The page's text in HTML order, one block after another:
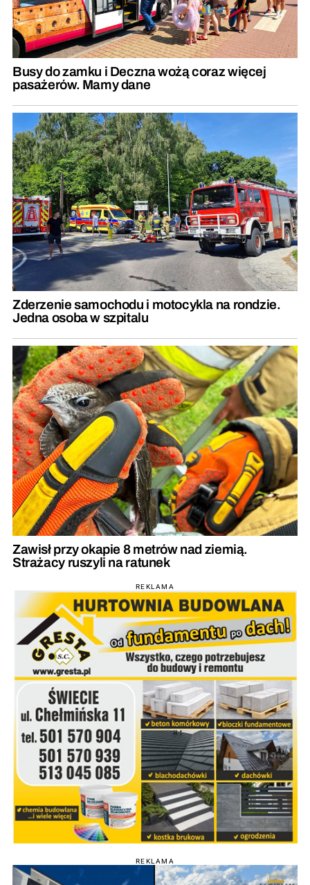
Busy do zamku i Deczna wożą coraz więcej
pasażerów. Mamy dane
Zderzenie samochodu i motocykla na rondzie.
Jedna osoba w szpitalu
Zawisł przy okapie 8 metrów nad ziemią.
Strażacy ruszyli na ratunek
REKLAMA
REKLAMA